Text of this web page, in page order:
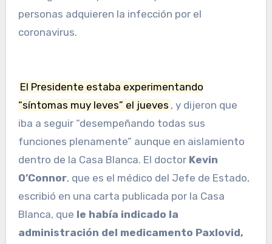
personas adquieren la infección por el
coronavirus.
El Presidente estaba experimentando
“síntomas muy leves” el jueves , y dijeron que
iba a seguir “desempeñando todas sus
funciones plenamente” aunque en aislamiento
dentro de la Casa Blanca. El doctorKevin
O’Connor, que es el médico del Jefe de Estado,
escribió en una carta publicada por la Casa
Blanca, que le había indicado la
administración del medicamento Paxlovid,